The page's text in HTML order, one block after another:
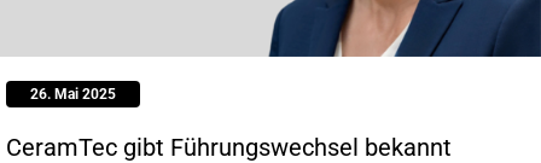
26. Mai 2025
CeramTec gibt Führungswechsel bekannt